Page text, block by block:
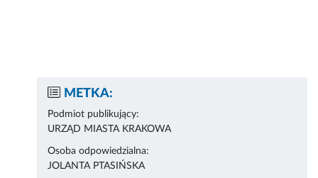
METKA:
Podmiot publikujący:
URZĄD MIASTA KRAKOWA
Osoba odpowiedzialna:
JOLANTA PTASIŃSKA